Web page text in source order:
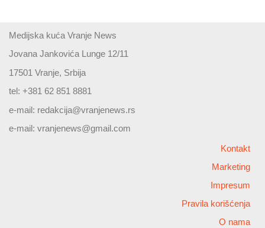
Medijska kuća Vranje News
Jovana Jankovića Lunge 12/11
17501 Vranje, Srbija
tel: +381 62 851 8881
e-mail: redakcija@vranjenews.rs
e-mail: vranjenews@gmail.com
Kontakt
Marketing
Impresum
Pravila korišćenja
O nama